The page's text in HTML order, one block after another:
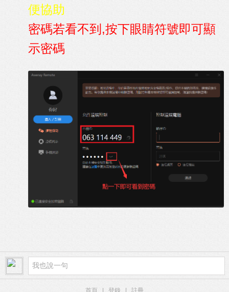
便協助
密碼若看不到,按下眼睛符號即可顯
示密碼
首頁 | 登錄 | 註冊